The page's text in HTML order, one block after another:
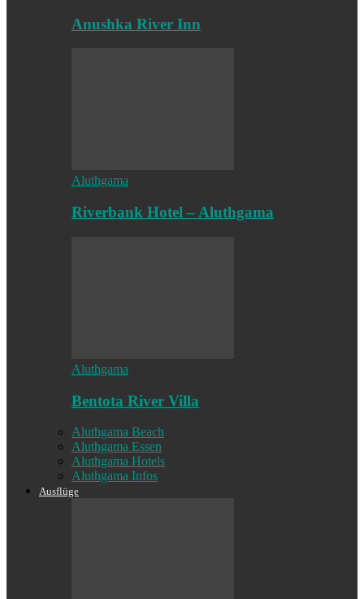
Anushka River Inn
Aluthgama
Riverbank Hotel – Aluthgama
Aluthgama
Bentota River Villa
Aluthgama Beach
Aluthgama Essen
Aluthgama Hotels
Aluthgama Infos
Ausflüge